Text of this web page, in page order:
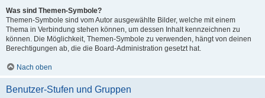
Was sind Themen-Symbole?
Themen-Symbole sind vom Autor ausgewählte Bilder, welche mit einem
Thema in Verbindung stehen können, um dessen Inhalt kennzeichnen zu
können. Die Möglichkeit, Themen-Symbole zu verwenden, hängt von deinen
Berechtigungen ab, die die Board-Administration gesetzt hat.
Nach oben
Benutzer-Stufen und Gruppen